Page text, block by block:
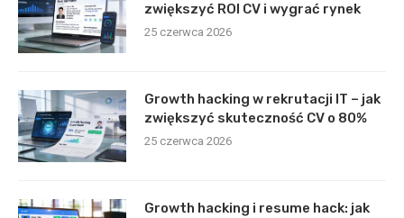
zwiększyć ROI CV i wygrać rynek
25 czerwca 2026
Growth hacking w rekrutacji IT – jak
zwiększyć skuteczność CV o 80%
25 czerwca 2026
Growth hacking i resume hack: jak